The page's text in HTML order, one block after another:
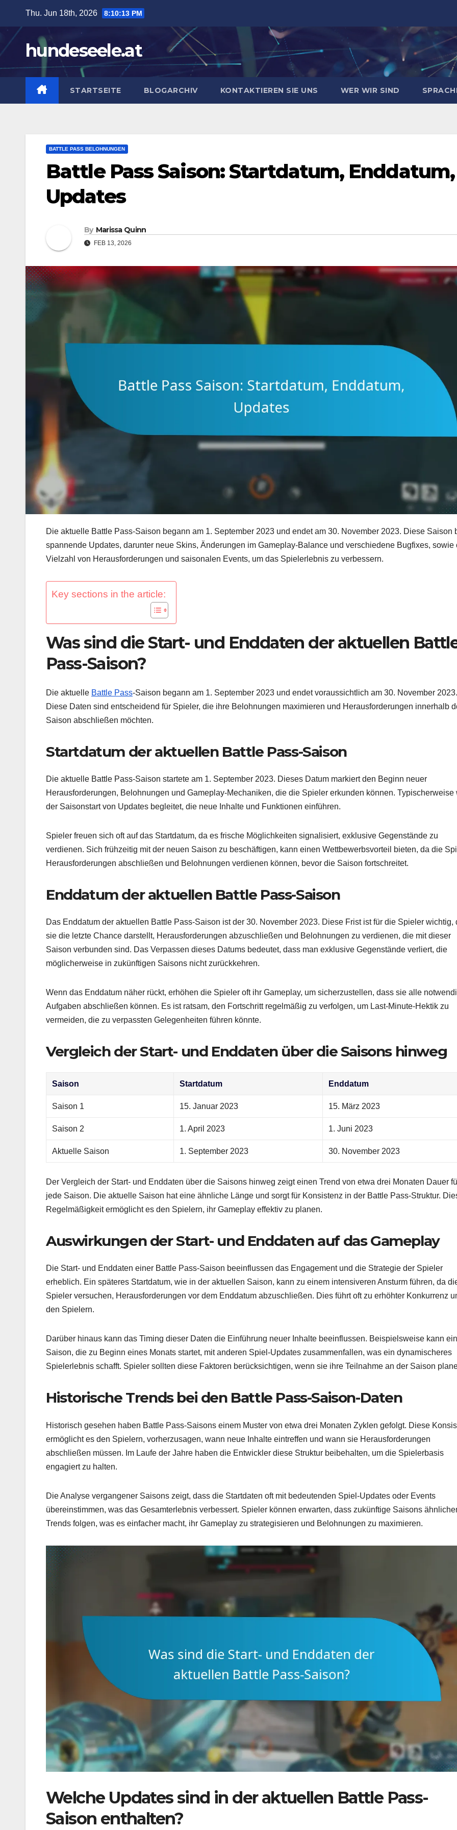
content
Thu. Jun 18th, 2026 8:10:14 PM
hundeseele.at
STARTSEITE BLOGARCHIV KONTAKTIEREN SIE UNS WER WIR SIND
BATTLE PASS BELOHNUNGEN
Battle Pass Saison: Startdatum, Enddatum,
Updates
By Marissa Quinn
FEB 13, 2026
Die aktuelle Battle Pass-Saison begann am 1. September 2023 und endet am 30. November 2023. Diese Saison
spannende Updates, darunter neue Skins, Änderungen im Gameplay-Balance und verschiedene Bugfixes, sowie
Vielzahl von Herausforderungen und saisonalen Events, um das Spielerlebnis zu verbessern.
Key sections in the article:
Was sind die Start- und Enddaten der aktuellen
Pass-Saison?
Die aktuelle Battle Pass-Saison begann am 1. September 2023 und endet voraussichtlich am 30. November 2023.
Diese Daten sind entscheidend für Spieler, die ihre Belohnungen maximieren und Herausforderungen innerhalb
Saison abschließen möchten.
Startdatum der aktuellen Battle Pass-Saison
Die aktuelle Battle Pass-Saison startete am 1. September 2023. Dieses Datum markiert den Beginn neuer
Herausforderungen, Belohnungen und Gameplay-Mechaniken, die die Spieler erkunden können. Typischerweise
der Saisonstart von Updates begleitet, die neue Inhalte und Funktionen einführen.
Spieler freuen sich oft auf das Startdatum, da es frische Möglichkeiten signalisiert, exklusive Gegenstände zu
verdienen. Sich frühzeitig mit der neuen Saison zu beschäftigen, kann einen Wettbewerbsvorteil bieten, da die
Herausforderungen abschließen und Belohnungen verdienen können, bevor die Saison fortschreitet.
Enddatum der aktuellen Battle Pass-Saison
Das Enddatum der aktuellen Battle Pass-Saison ist der 30. November 2023. Diese Frist ist für die Spieler wichtig,
sie die letzte Chance darstellt, Herausforderungen abzuschließen und Belohnungen zu verdienen, die mit dieser
Saison verbunden sind. Das Verpassen dieses Datums bedeutet, dass man exklusive Gegenstände verliert, die
möglicherweise in zukünftigen Saisons nicht zurückkehren.
Wenn das Enddatum näher rückt, erhöhen die Spieler oft ihr Gameplay, um sicherzustellen, dass sie alle
Aufgaben abschließen können. Es ist ratsam, den Fortschritt regelmäßig zu verfolgen, um Last-Minute-Hektik zu
vermeiden, die zu verpassten Gelegenheiten führen könnte.
Vergleich der Start- und Enddaten über die Saisons hinweg
Saison Startdatum Enddatum
Saison 1 15. Januar 2023 15. März 2023
Saison 2 1. April 2023 1. Juni 2023
Aktuelle Saison 1. September 2023 30. November 2023
Der Vergleich der Start- und Enddaten über die Saisons hinweg zeigt einen Trend von etwa drei Monaten Dauer
jede Saison. Die aktuelle Saison hat eine ähnliche Länge und sorgt für Konsistenz in der Battle Pass-Struktur.
Regelmäßigkeit ermöglicht es den Spielern, ihr Gameplay effektiv zu planen.
Auswirkungen der Start- und Enddaten auf das Gameplay
Die Start- und Enddaten einer Battle Pass-Saison beeinflussen das Engagement und die Strategie der Spieler
erheblich. Ein späteres Startdatum, wie in der aktuellen Saison, kann zu einem intensiveren Ansturm führen, da
Spieler versuchen, Herausforderungen vor dem Enddatum abzuschließen. Dies führt oft zu erhöhter Konkurrenz
den Spielern.
Darüber hinaus kann das Timing dieser Daten die Einführung neuer Inhalte beeinflussen. Beispielsweise kann
Saison, die zu Beginn eines Monats startet, mit anderen Spiel-Updates zusammenfallen, was ein dynamischeres
Spielerlebnis schafft. Spieler sollten diese Faktoren berücksichtigen, wenn sie ihre Teilnahme an der Saison
Historische Trends bei den Battle Pass-Saison-Daten
Historisch gesehen haben Battle Pass-Saisons einem Muster von etwa drei Monaten Zyklen gefolgt. Diese
ermöglicht es den Spielern, vorherzusagen, wann neue Inhalte eintreffen und wann sie Herausforderungen
abschließen müssen. Im Laufe der Jahre haben die Entwickler diese Struktur beibehalten, um die Spielerbasis
engagiert zu halten.
Die Analyse vergangener Saisons zeigt, dass die Startdaten oft mit bedeutenden Spiel-Updates oder Events
übereinstimmen, was das Gesamterlebnis verbessert. Spieler können erwarten, dass zukünftige Saisons
Trends folgen, was es einfacher macht, ihr Gameplay zu strategisieren und Belohnungen zu maximieren.
Welche Updates sind in der aktuellen Battle Pass-
Saison enthalten?